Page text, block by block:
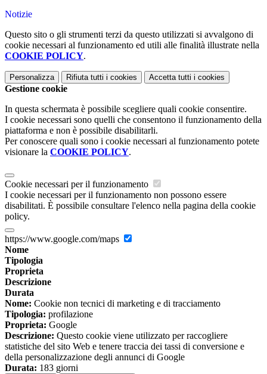
Notizie
Questo sito o gli strumenti terzi da questo utilizzati si avvalgono di
cookie necessari al funzionamento ed utili alle finalità illustrate nella
COOKIE POLICY.
Personalizza Rifiuta tutti i cookies Accetta tutti i cookies
Gestione cookie
In questa schermata è possibile scegliere quali cookie consentire.
I cookie necessari sono quelli che consentono il funzionamento della
piattaforma e non è possibile disabilitarli.
Per conoscere quali sono i cookie necessari al funzionamento potete
visionare la COOKIE POLICY.
Cookie necessari per il funzionamento
I cookie necessari per il funzionamento non possono essere
disabilitati. È possibile consultare l'elenco nella pagina della cookie
policy.
https://www.google.com/maps
Nome
Tipologia
Proprieta
Descrizione
Durata
Nome: Cookie non tecnici di marketing e di tracciamento
Tipologia: profilazione
Proprieta: Google
Descrizione: Questo cookie viene utilizzato per raccogliere
statistiche del sito Web e tenere traccia dei tassi di conversione e
della personalizzazione degli annunci di Google
Durata: 183 giorni